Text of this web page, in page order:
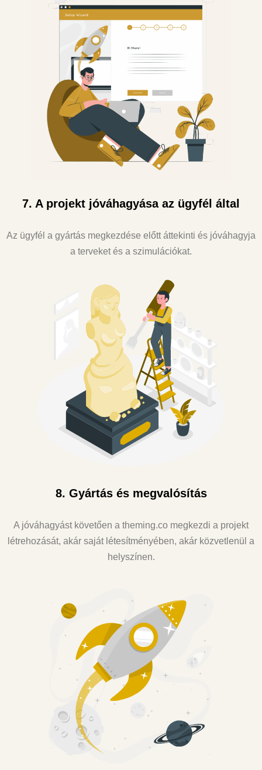
7. A projekt jóváhagyása az ügyfél által
Az ügyfél a gyártás megkezdése előtt áttekinti és jóváhagyja
a terveket és a szimulációkat.
8. Gyártás és megvalósítás
A jóváhagyást követően a theming.co megkezdi a projekt
létrehozását, akár saját létesítményében, akár közvetlenül a
helyszínen.